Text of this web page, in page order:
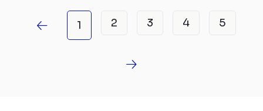
1 2 3 4 5